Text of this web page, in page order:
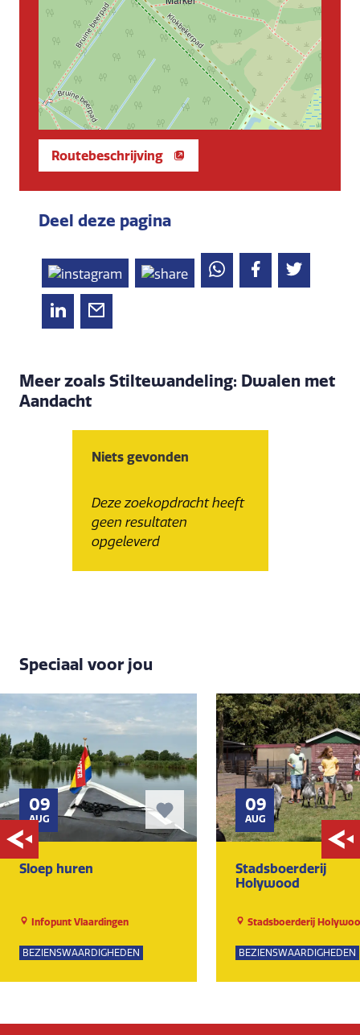
Routebeschrijving
Deel deze pagina
Meer zoals Stiltewandeling: Dwalen met
Aandacht
Niets gevonden
Deze zoekopdracht heeft
geen resultaten
opgeleverd
Speciaal voor jou
09
AUG
Sloep huren
Infopunt Vlaardingen
BEZIENSWAARDIGHEDEN
09
AUG
Stadsboerderij
Holywood
Stadsboerderij
BEZIENSWAARDIGHEDEN